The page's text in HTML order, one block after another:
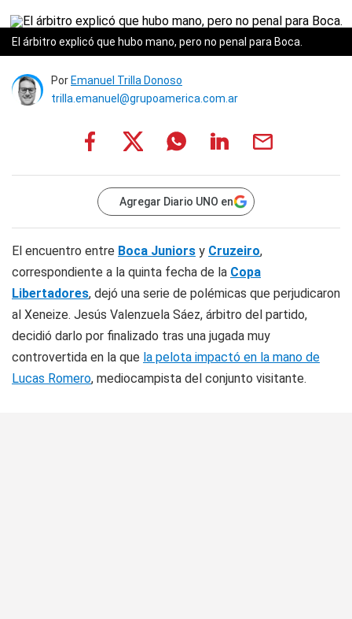
El árbitro explicó que hubo mano, pero no penal para Boca.
Por Emanuel Trilla Donoso
trilla.emanuel@grupoamerica.com.ar
Agregar Diario UNO en
El encuentro entre Boca Juniors y Cruzeiro,
correspondiente a la quinta fecha de la Copa
Libertadores, dejó una serie de polémicas que perjudicaron
al Xeneize. Jesús Valenzuela Sáez, árbitro del partido,
decidió darlo por finalizado tras una jugada muy
controvertida en la que la pelota impactó en la mano de
Lucas Romero, mediocampista del conjunto visitante.